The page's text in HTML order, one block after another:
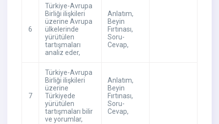
6
Türkiye-Avrupa
Birliği ilişkileri
üzerine Avrupa
ülkelerinde
yürütülen
tartışmaları
analiz eder,
Anlatım,
Beyin
Fırtınası,
Soru-
Cevap,
7
Türkiye-Avrupa
Birliği ilişkileri
üzerine
Türkiyede
yürütülen
tartışmaları bilir
ve yorumlar,
Anlatım,
Beyin
Fırtınası,
Soru-
Cevap,